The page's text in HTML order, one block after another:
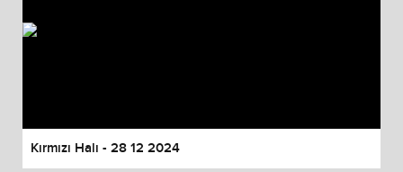
Kırmızı Halı - 28 12 2024